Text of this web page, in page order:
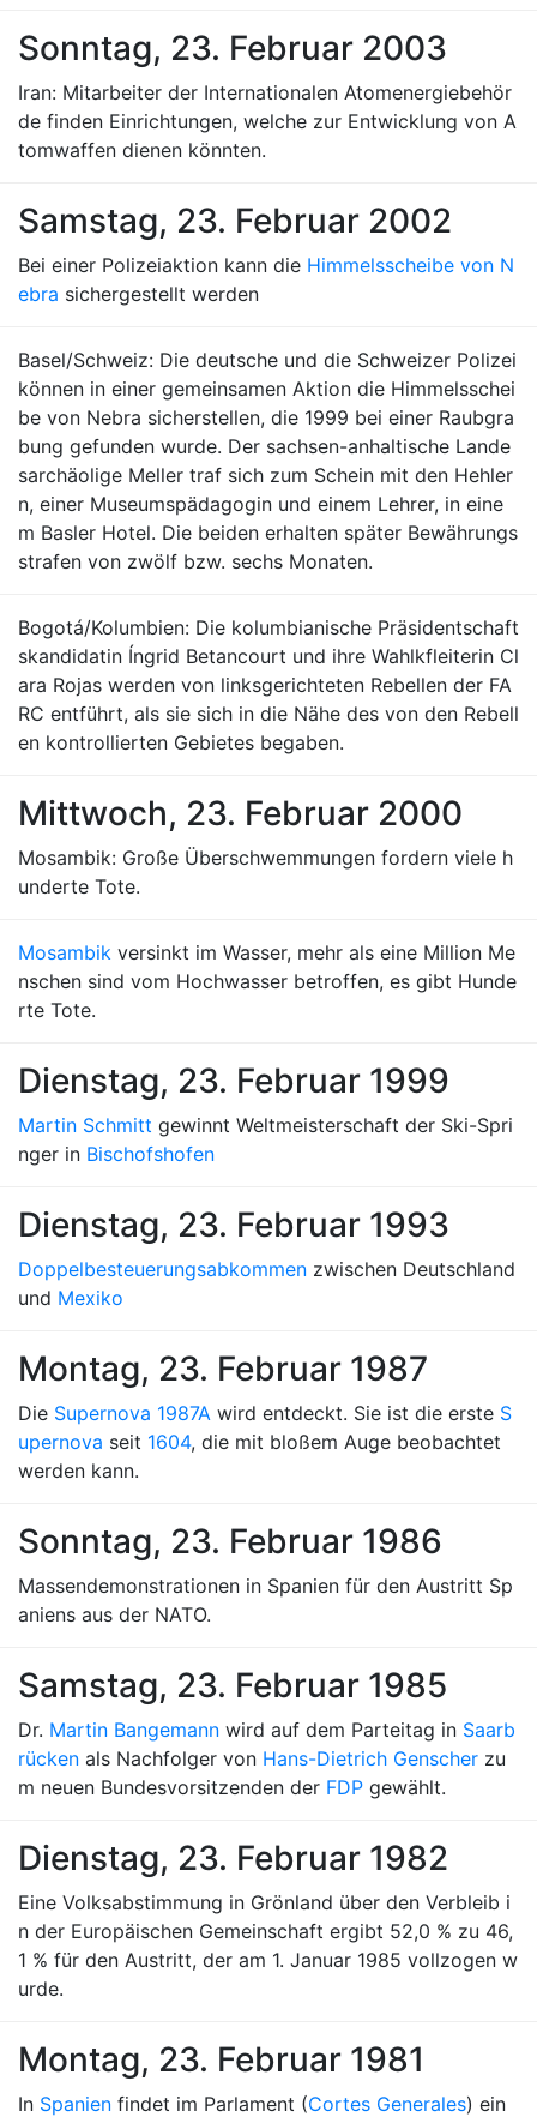
Sonntag, 23. Februar 2003
Iran: Mitarbeiter der Internationalen Atomenergiebehör
de finden Einrichtungen, welche zur Entwicklung von A
tomwaffen dienen könnten.
Samstag, 23. Februar 2002
Bei einer Polizeiaktion kann die Himmelsscheibe von N
ebra sichergestellt werden
Basel/Schweiz: Die deutsche und die Schweizer Polizei
können in einer gemeinsamen Aktion die Himmelsschei
be von Nebra sicherstellen, die 1999 bei einer Raubgra
bung gefunden wurde. Der sachsen-anhaltische Lande
sarchäolige Meller traf sich zum Schein mit den Hehler
n, einer Museumspädagogin und einem Lehrer, in eine
m Basler Hotel. Die beiden erhalten später Bewährungs
strafen von zwölf bzw. sechs Monaten.
Bogotá/Kolumbien: Die kolumbianische Präsidentschaft
skandidatin Íngrid Betancourt und ihre Wahlkfleiterin Cl
ara Rojas werden von linksgerichteten Rebellen der FA
RC entführt, als sie sich in die Nähe des von den Rebell
en kontrollierten Gebietes begaben.
Mittwoch, 23. Februar 2000
Mosambik: Große Überschwemmungen fordern viele h
underte Tote.
Mosambik versinkt im Wasser, mehr als eine Million Me
nschen sind vom Hochwasser betroffen, es gibt Hunde
rte Tote.
Dienstag, 23. Februar 1999
Martin Schmitt gewinnt Weltmeisterschaft der Ski-Spri
nger in Bischofshofen
Dienstag, 23. Februar 1993
Doppelbesteuerungsabkommen zwischen Deutschland
und Mexiko
Montag, 23. Februar 1987
Die Supernova 1987A wird entdeckt. Sie ist die erste S
upernova seit 1604, die mit bloßem Auge beobachtet
werden kann.
Sonntag, 23. Februar 1986
Massendemonstrationen in Spanien für den Austritt Sp
aniens aus der NATO.
Samstag, 23. Februar 1985
Dr. Martin Bangemann wird auf dem Parteitag in Saarb
rücken als Nachfolger von Hans-Dietrich Genscher zu
m neuen Bundesvorsitzenden der FDP gewählt.
Dienstag, 23. Februar 1982
Eine Volksabstimmung in Grönland über den Verbleib i
n der Europäischen Gemeinschaft ergibt 52,0 % zu 46,
1 % für den Austritt, der am 1. Januar 1985 vollzogen w
urde.
Montag, 23. Februar 1981
In Spanien findet im Parlament (Cortes Generales) ein